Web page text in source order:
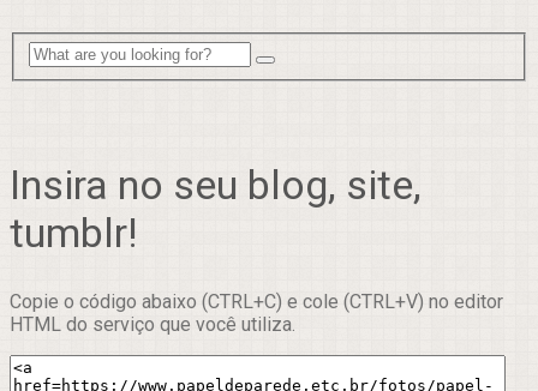
Insira no seu blog, site,
tumblr!
Copie o código abaixo (CTRL+C) e cole (CTRL+V) no editor
HTML do serviço que você utiliza.